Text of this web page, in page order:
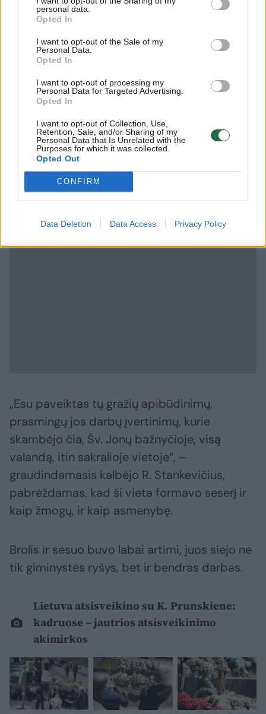
personal data.
Opted In
I want to opt-out of the Sale of my
Personal Data.
Opted In
I want to opt-out of processing my
Personal Data for Targeted Advertising.
Opted In
I want to opt-out of Collection, Use,
Retention, Sale, and/or Sharing of my
Personal Data that Is Unrelated with the
Purposes for which it was collected.
Opted Out
CONFIRM
Data Deletion Data Access Privacy Policy
greta esančiame Vilniaus universitete K. D.
Prunskienė studijavo, o vėliau ir pati dėstė
studentams.
Prie lūkuriuojančių žurnalistų R. Stankevičius
trumpai sutiko stabtelti ir ketvirtadienį. Jis
dėkojo visiems, gražiu žodžiu minintiems jo
velionę seserį.
Pamatykite atsisveikinimo su K.
Prunskiene akimirkas: amžinojo poilsio ji
„Esu paveiktas tų gražių apibūdinimų,
prasmingų jos darbų įvertinimų, kurie
skambėjo čia, Šv. Jonų bažnyčioje, visą
valandą, itin sakralioje vietoje“, –
graudindamasis kalbėjo R. Stankevičius,
pabrėždamas, kad ši vieta formavo seserį ir
kaip žmogų, ir kaip asmenybę.
Brolis ir sesuo buvo labai artimi, juos siejo ne
tik giminystės ryšys, bet ir bendras darbas.
Lietuva atsisveikino su K. Prunskiene:
kadruose – jautrios atsisveikinimo
akimirkos